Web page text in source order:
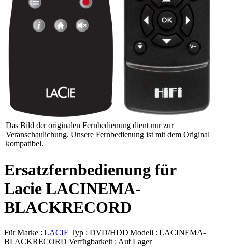
Das Bild der originalen Fernbedienung dient nur zur
Veranschaulichung. Unsere Fernbedienung ist mit dem Original
kompatibel.
Ersatzfernbedienung für
Lacie LACINEMA-
BLACKRECORD
Für Marke : LACIE Typ : DVD/HDD Modell : LACINEMA-
BLACKRECORD Verfügbarkeit : Auf Lager